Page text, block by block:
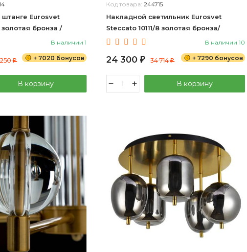
Eurosvet
золотая бронза /
StrotskisВ наличии 1
₽ + 7020 бонусов
В корзину
Код товара: 244715
Накладной светильник Eurosvet
Steccato 10111/8 золотая бронза/
прозрачный хрусталь StrotskisВ наличии 10
24 300 ₽ 34 714₽ + 7290 бонусов
В корзину